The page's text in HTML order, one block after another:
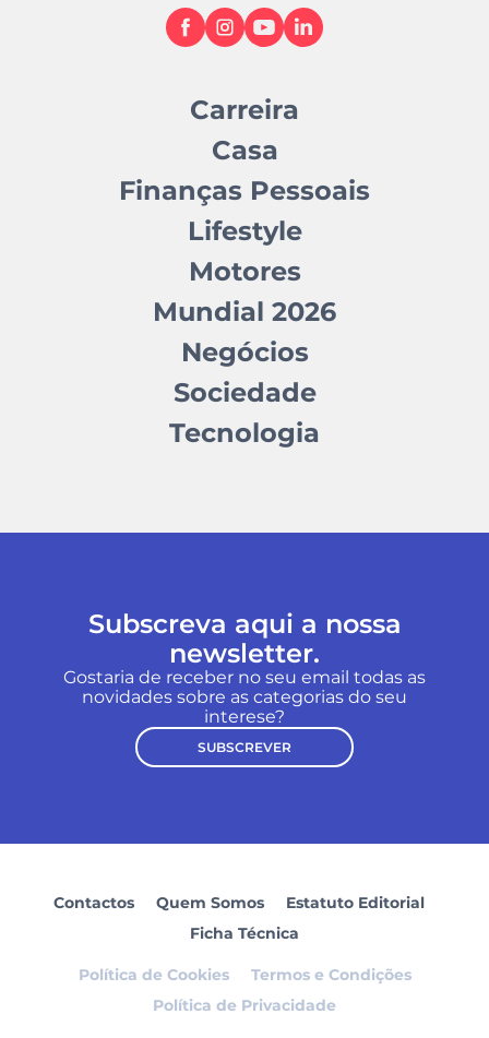
Carreira
Casa
Finanças Pessoais
Lifestyle
Motores
Mundial 2026
Negócios
Sociedade
Tecnologia
Subscreva aqui a nossa
newsletter.
Gostaria de receber no seu email todas as
novidades sobre as categorias do seu
interese?
SUBSCREVER
Contactos Quem Somos
Estatuto Editorial
Ficha Técnica
Política de Cookies
Termos e Condições
Política de Privacidade